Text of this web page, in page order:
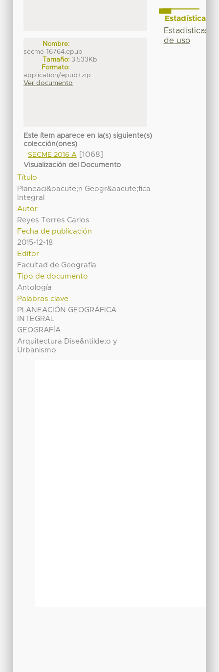
Nombre:
secme-16764.epub
Tamaño: 3.533Kb
Formato:
application/epub+zip
Ver documento
Este ítem aparece en la(s) siguiente(s)
colección(ones)
SECME 2016 A [1068]
Visualización del Documento
Título
Planeaci&oacute;n Geogr&aacute;fica
Integral
Autor
Reyes Torres Carlos
Fecha de publicación
2015-12-18
Editor
Facultad de Geografía
Tipo de documento
Antología
Palabras clave
PLANEACIÓN GEOGRÁFICA
INTEGRAL
GEOGRAFÍA
Arquitectura Dise&ntilde;o y
Urbanismo
Estadísticas
Estadísticas
de uso